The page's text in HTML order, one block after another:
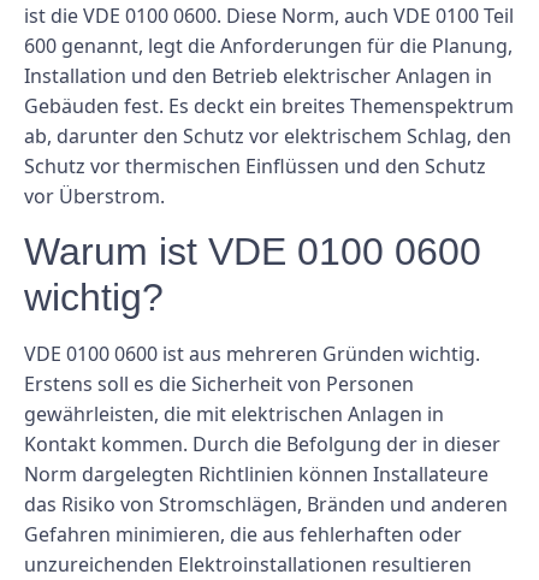
ist die VDE 0100 0600. Diese Norm, auch VDE 0100 Teil
600 genannt, legt die Anforderungen für die Planung,
Installation und den Betrieb elektrischer Anlagen in
Gebäuden fest. Es deckt ein breites Themenspektrum
ab, darunter den Schutz vor elektrischem Schlag, den
Schutz vor thermischen Einflüssen und den Schutz
vor Überstrom.
Warum ist VDE 0100 0600
wichtig?
VDE 0100 0600 ist aus mehreren Gründen wichtig.
Erstens soll es die Sicherheit von Personen
gewährleisten, die mit elektrischen Anlagen in
Kontakt kommen. Durch die Befolgung der in dieser
Norm dargelegten Richtlinien können Installateure
das Risiko von Stromschlägen, Bränden und anderen
Gefahren minimieren, die aus fehlerhaften oder
unzureichenden Elektroinstallationen resultieren